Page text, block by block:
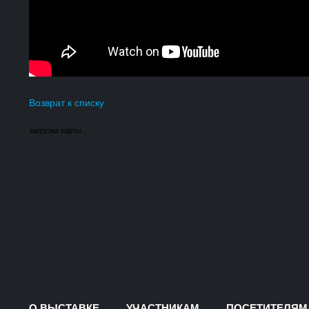
Возврат к списку
загрузка карты...